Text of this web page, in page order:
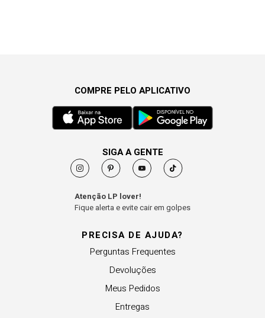
PRECISA DE AJUDA?
Perguntas Frequentes
Devoluções
Meus Pedidos
Entregas
COMPRE PELO APLICATIVO
SIGA A GENTE
Atenção LP lover!
Fique alerta e evite cair em golpes